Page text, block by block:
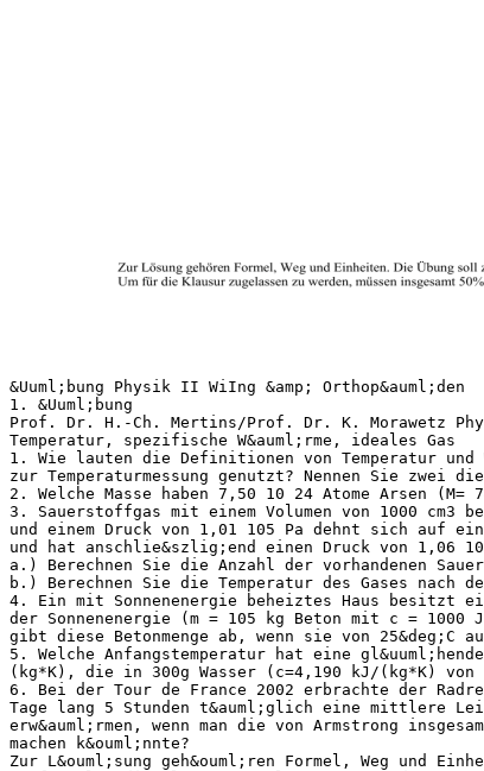
&Uuml;bung Physik II WiIng &amp; Orthop&auml;den
1. &Uuml;bung
Prof. Dr. H.-Ch. Mertins/Prof. Dr. K. Morawetz
Temperatur, spezifische W&auml;rme, ideales Gas
1. Wie lauten die Definitionen von Temperatur und
zur Temperaturmessung genutzt? Nennen Sie zwei
2. Welche Masse haben 7,50 10 24 Atome Arsen (M=
3. Sauerstoffgas mit einem Volumen von 1000 cm3
und einem Druck von 1,01 105 Pa dehnt sich auf ein
und hat anschlie&szlig;end einen Druck von 1,06
a.) Berechnen Sie die Anzahl der vorhandenen
b.) Berechnen Sie die Temperatur des Gases nach
4. Ein mit Sonnenenergie beheiztes Haus besitzt
der Sonnenenergie (m = 105 kg Beton mit c = 1000
gibt diese Betonmenge ab, wenn sie von 25&deg;C
5. Welche Anfangstemperatur hat eine
(kg*K), die in 300g Wasser (c=4,190 kJ/(kg*K) von
6. Bei der Tour de France 2002 erbrachte der
Tage lang 5 Stunden t&auml;glich eine mittlere
erw&auml;rmen, wenn man die von Armstrong
machen k&ouml;nnte?
Zur L&ouml;sung geh&ouml;ren Formel, Weg und